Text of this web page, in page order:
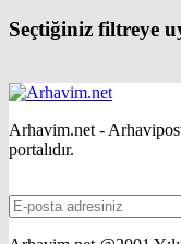
Seçtiğiniz filtreye
Arhavim.net -
portalıdır.